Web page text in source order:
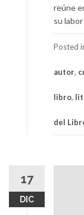
reúne
su
Posted
autor,
libro,
del
17
DIC